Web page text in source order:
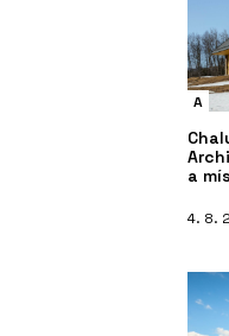
A
a
4. 8.